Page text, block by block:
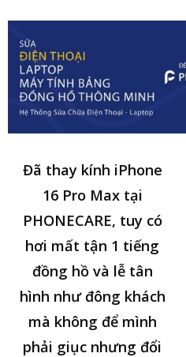
Đã thay kính iPhone
16 Pro Max tại
PHONECARE, tuy có
hơi mất tận 1 tiếng
đồng hồ và lễ tân
hình như đông khách
mà không để mình
phải giục nhưng đổi